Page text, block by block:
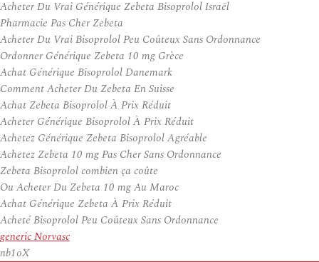
Acheter Du Vrai Générique Zebeta Bisoprolol Israël
Pharmacie Pas Cher Zebeta
Acheter Du Vrai Bisoprolol Peu Coûteux Sans Ordonnance
Ordonner Générique Zebeta 10 mg Grèce
Achat Générique Bisoprolol Danemark
Comment Acheter Du Zebeta En Suisse
Achat Zebeta Bisoprolol À Prix Réduit
Acheter Générique Bisoprolol À Prix Réduit
Achetez Générique Zebeta Bisoprolol Agréable
Achetez Zebeta 10 mg Pas Cher Sans Ordonnance
Zebeta Bisoprolol combien ça coûte
Ou Acheter Du Zebeta 10 mg Au Maroc
Achat Générique Zebeta À Prix Réduit
Acheté Bisoprolol Peu Coûteux Sans Ordonnance
generic Norvasc
nb1oX